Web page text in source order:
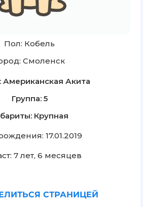
Пол: Кобель
Смоленск
Американская Акита
Группа: 5
Крупная
17.01.2019
7 лет, 6 месяцев
СТРАНИЦЕЙ